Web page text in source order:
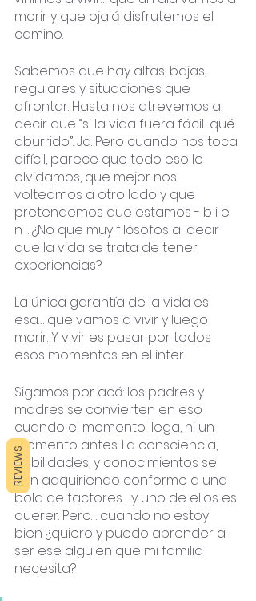
morir y que ojalá disfrutemos el
camino.
Sabemos que hay altas, bajas,
regulares y situaciones que
afrontar. Hasta nos atrevemos a
decir que “si la vida fuera fácil... qué
aburrido”. Ja. Pero cuando nos toca
difícil, parece que todo eso lo
olvidamos, que mejor nos
volteamos a otro lado y que
pretendemos que estamos - b i e
n-. ¿No que muy filósofos al decir
que la vida se trata de tener
experiencias?
La única garantía de la vida es
esa… que vamos a vivir y luego
morir. Y vivir es pasar por todos
esos momentos en el inter.
Sigamos por acá: los padres y
madres se convierten en eso
cuando el momento llega, ni un
momento antes. La consciencia,
habilidades, y conocimientos se
van adquiriendo conforme a una
bola de factores… y uno de ellos es
querer. Pero… cuando no estoy
bien ¿quiero y puedo aprender a
ser ese alguien que mi familia
necesita?
REVIEWS